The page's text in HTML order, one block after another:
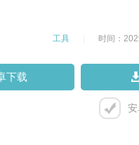
工具 时间：
下载